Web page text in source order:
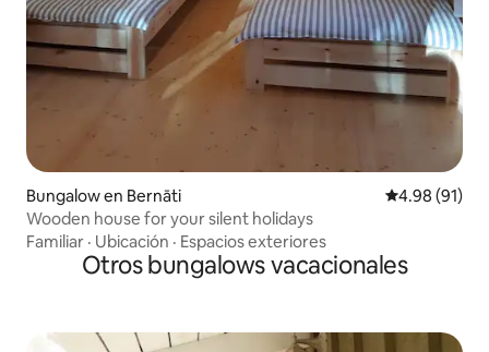
Bungalow en Bernāti Calificación
4.98 (91)
Wooden house for your silent holidays
Familiar · Ubicación · Espacios exteriores
Otros bungalows vacacionales